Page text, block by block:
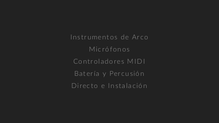
Instrumentos de Arco
Micrófonos
Controladores MIDI
Batería y Percusión
Directo e Instalación